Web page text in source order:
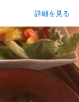
詳細を見る